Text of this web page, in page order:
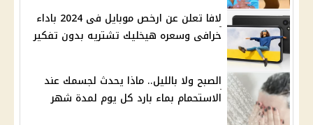
لافا تعلن عن ارخص موبايل فى 2024 باداء
خرافى وسعره هيخليك تشتريه بدون تفكير
الصبح ولا بالليل.. ماذا يحدث لجسمك عند
الاستحمام بماء بارد كل يوم لمدة شهر